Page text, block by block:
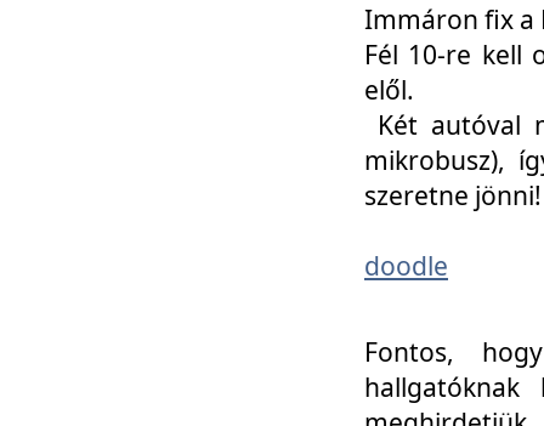
Immáron fix a
Fél 10-re kell
elől.
Két autóval
mikrobusz),
szeretne jönni!
doodle
Fontos,